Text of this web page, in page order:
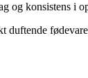
og konsistens i
duftende